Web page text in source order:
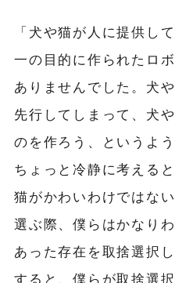
「犬や猫が人に提供し
一の目的に作られたロ
ありませんでした。犬
先行してしまって、犬
のを作ろう、というよ
ちょっと冷静に考える
猫がかわいわけではな
選ぶ際、僕らはかなり
あった存在を取捨選択
すると、僕らが取捨選